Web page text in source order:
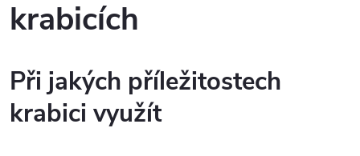
d
a
c
í
krabicích
Při jakých příležitostech
krabici využít